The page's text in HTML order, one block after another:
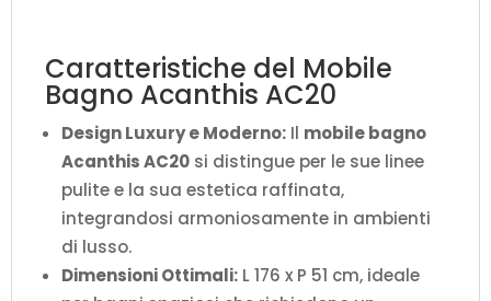
Caratteristiche del Mobile
Bagno Acanthis AC20
Design Luxury e Moderno: Il mobile bagno
Acanthis AC20 si distingue per le sue linee
pulite e la sua estetica raffinata,
integrandosi armoniosamente in ambienti
di lusso.
Dimensioni Ottimali: L 176 x P 51 cm, ideale